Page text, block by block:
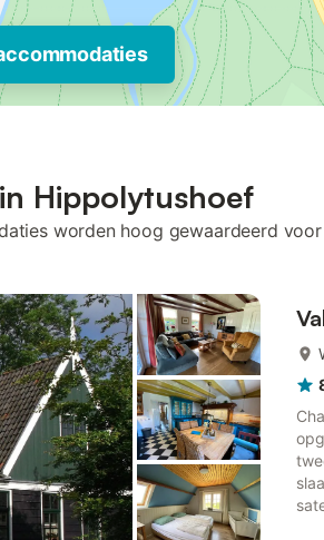
Hippolytushoef
worden hoog gewaardeerd